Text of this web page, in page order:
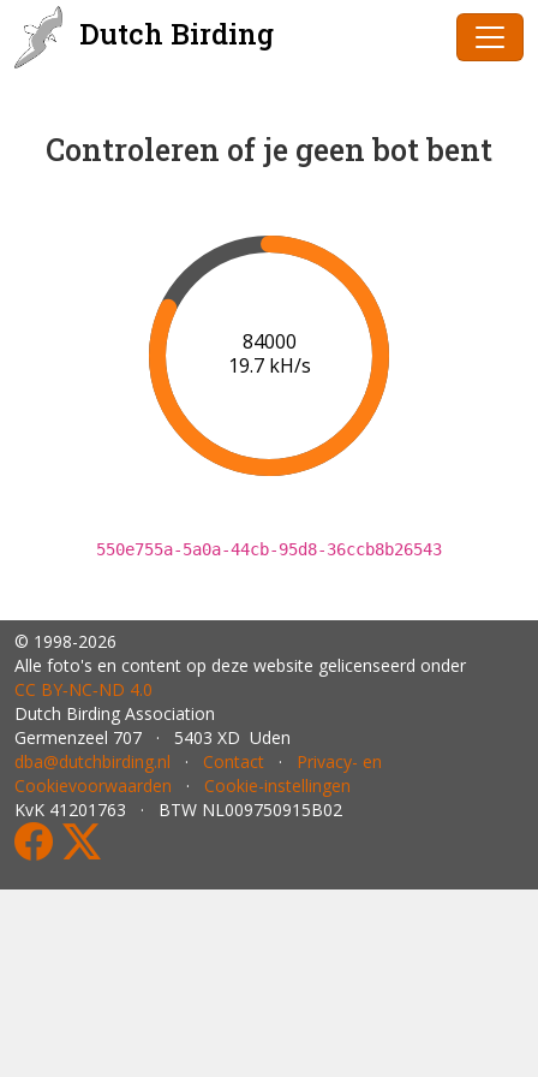
Dutch Birding
Controleren of je geen bot bent
86000
19.8 kH/s
550e755a-5a0a-44cb-95d8-36ccb8b26543
© 1998-2026
Alle foto's en content op deze website gelicenseerd onder
CC BY‑NC‑ND 4.0
Dutch Birding Association
Germenzeel 707 · 5403 XD Uden
dba@dutchbirding.nl · Contact · Privacy- en
Cookievoorwaarden · Cookie-instellingen
KvK 41201763 · BTW NL009750915B02